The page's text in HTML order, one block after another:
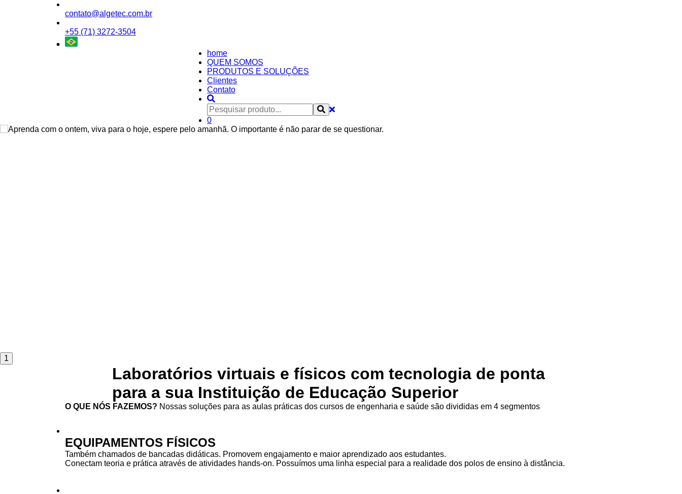
contato@algetec.com.br
+55 (71) 3272-3504
home
QUEM SOMOS
PRODUTOS E SOLUÇÕES
Clientes
Contato
0
1
Laboratórios virtuais e físicos com tecnologia de ponta
para a sua Instituição de Educação Superior
O QUE NÓS FAZEMOS? Nossas soluções para as aulas práticas dos cursos de engenharia e saúde são divididas em 4 segmentos
EQUIPAMENTOS FÍSICOS
Também chamados de bancadas didáticas. Promovem engajamento e maior aprendizado aos estudantes.
Conectam teoria e prática através de atividades hands-on. Possuímos uma linha especial para a realidade dos polos de ensino à distância.